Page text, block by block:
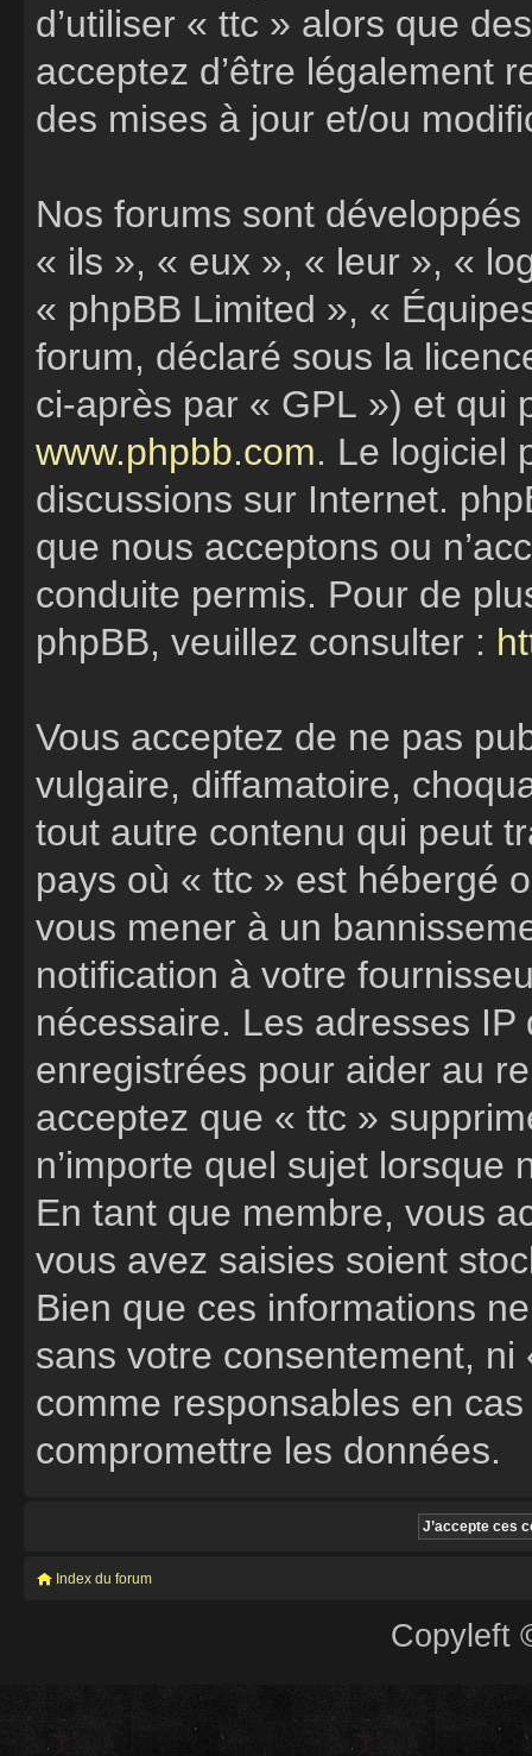
d’utiliser « ttc » alors que
acceptez d’être légalement
des mises à jour et/ou
Nos forums sont
« ils », « eux », « leur », «
« phpBB Limited », «
forum, déclaré sous la
ci-après par « GPL ») et qui
www.phpbb.com. Le logiciel
discussions sur Internet.
que nous acceptons ou
conduite permis. Pour de
phpBB, veuillez consulter :
Vous acceptez de ne pas
vulgaire, diffamatoire,
tout autre contenu qui peut
pays où « ttc » est hébergé
vous mener à un
notification à votre
nécessaire. Les adresses
enregistrées pour aider au
acceptez que « ttc »
n’importe quel sujet
En tant que membre, vous
vous avez saisies soient
Bien que ces informations
sans votre consentement,
comme responsables en
compromettre les données.
Index du forum
Copyleft